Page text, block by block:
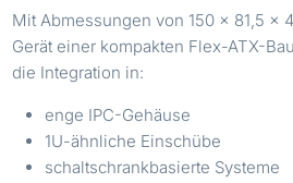
Mit Abmessungen von 150 × 81,5 ×
Gerät einer kompakten Flex-ATX-
die Integration in:
enge IPC-Gehäuse
1U-ähnliche Einschübe
schaltschrankbasierte Systeme